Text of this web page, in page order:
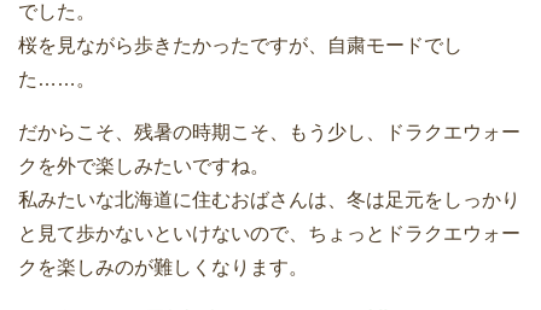
でした。
桜を見ながら歩きたかったですが、自粛モードでし
た……。
だからこそ、残暑の時期こそ、もう少し、ドラクエウォー
クを外で楽しみたいですね。
私みたいな北海道に住むおばさんは、冬は足元をしっかり
と見て歩かないといけないので、ちょっとドラクエウォー
クを楽しみのが難しくなります。